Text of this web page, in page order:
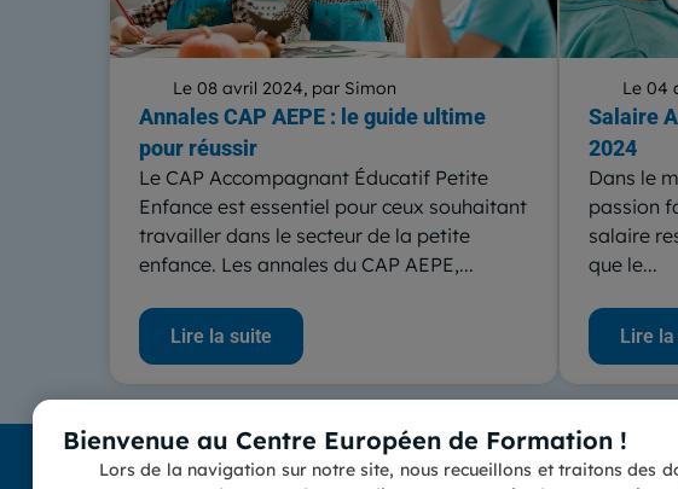
Le 08 avril 2024, par Simon
Annales CAP AEPE : le guide ultime
pour réussir
Le CAP Accompagnant Éducatif Petite
Enfance est essentiel pour ceux souhaitant
travailler dans le secteur de la petite
enfance. Les annales du CAP AEPE,...
Lire la suite
Le 04
Salaire
2024
Dans le
passion
salaire
que le...
Lire
Contactez
Bienvenue au Centre Européen de Formation !
Lors de la navigation sur notre site, nous recueillons et traitons des